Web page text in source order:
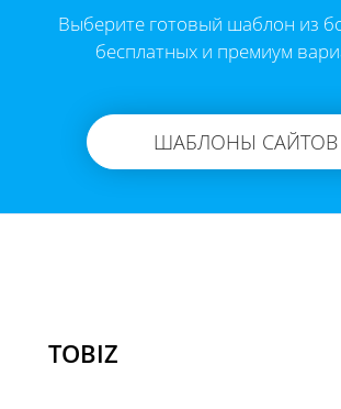
Выберите готовый шаблон из
бесплатных и премиум
ШАБЛОНЫ САЙТОВ
TOBIZ